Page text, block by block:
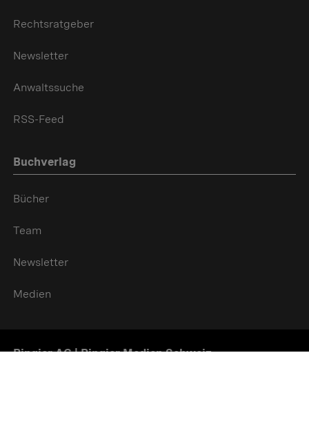
Rechtsratgeber
Newsletter
Anwaltssuche
RSS-Feed
Buchverlag
Bücher
Team
Newsletter
Medien
Ringier AG | Ringier Medien Schweiz